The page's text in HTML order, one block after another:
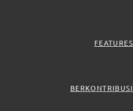
FEATURES
BERKONTRIBUSI